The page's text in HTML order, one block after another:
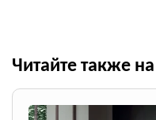
Читайте также